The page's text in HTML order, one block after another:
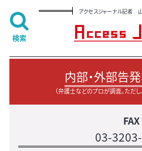
アクセスジャーナル記者
内部・外部告発
（弁護士などのプロが調査。ただ
FAX
03-
検索